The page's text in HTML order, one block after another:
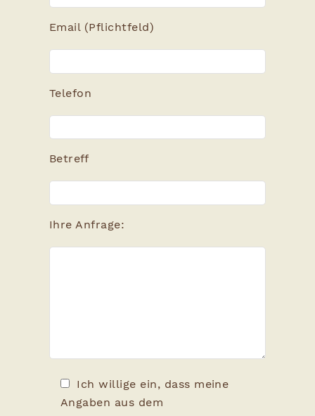
Email (Pflichtfeld)
Telefon
Betreff
Ihre Anfrage:
Ich willige ein, dass meine
Angaben aus dem